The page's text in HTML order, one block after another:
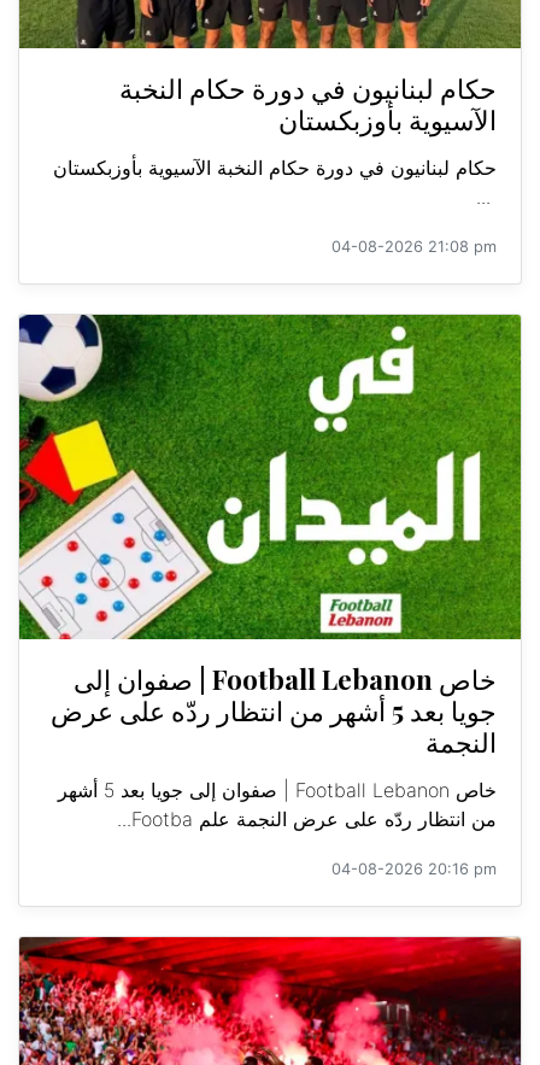
حكام لبنانيون في دورة حكام النخبة
الآسيوية بأوزبكستان
حكام لبنانيون في دورة حكام النخبة الآسيوية بأوزبكستان
...
04-08-2026 21:08 pm
خاص Football Lebanon | صفوان إلى
جويا بعد 5 أشهر من انتظار ردّه على عرض
النجمة
خاص Football Lebanon | صفوان إلى جويا بعد 5 أشهر
من انتظار ردّه على عرض النجمة علم Footba...
04-08-2026 20:16 pm